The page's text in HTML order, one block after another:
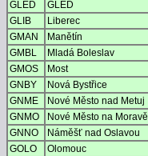
GLED
GLED
GLIB
Liberec
GMAN
Manětín
GMBL
Mladá Boleslav
GMOS
Most
GNBY
Nová Bystřice
GNME
Nové Město nad Metuj
GNMO
Nové Město na Moravě
GNNO
Náměšť nad Oslavou
GOLO
Olomouc